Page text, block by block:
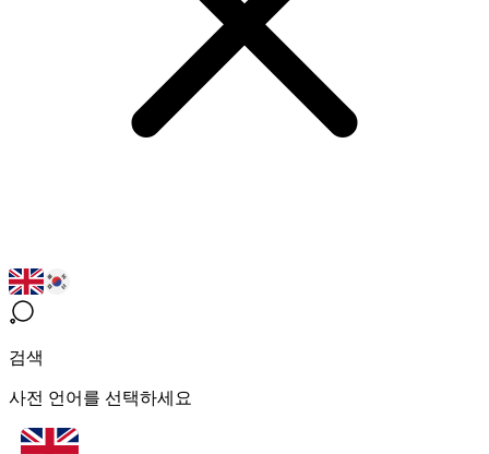
검색
사전 언어를 선택하세요